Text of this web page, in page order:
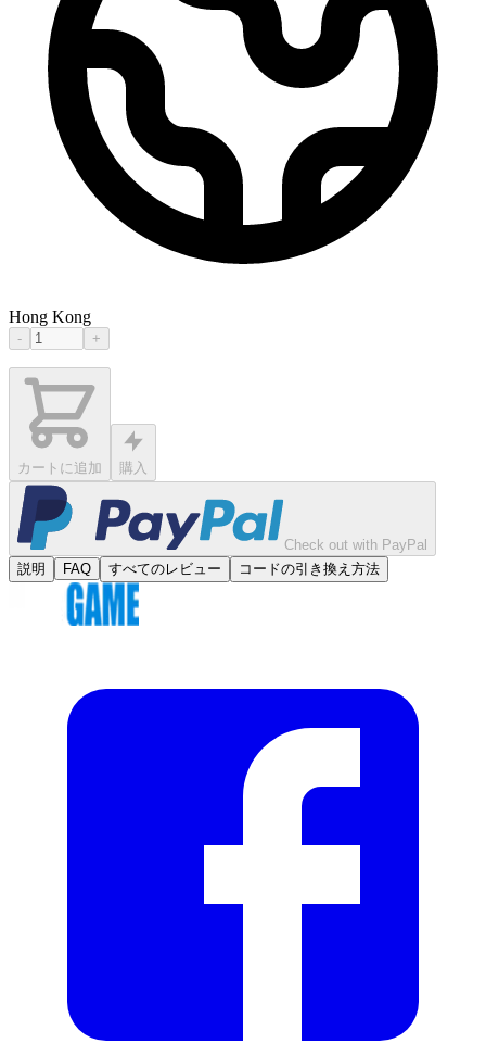
Hong Kong
- +
カートに追加 購入
Check out with PayPal
説明
FAQ すべてのレビュー コードの引き換え方法